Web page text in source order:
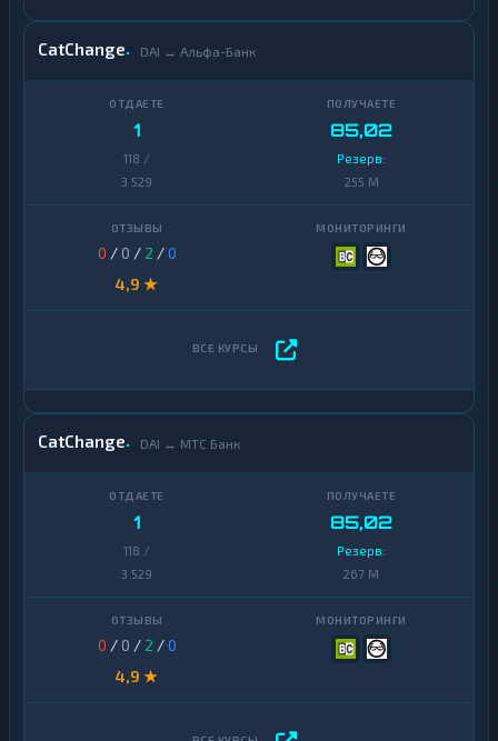
CatChange DAI ↔ Альфа-Банк
1
118 /
3 529
85,02
Резерв:
255 M
0 / 0 / 2 /0
4,9 ★
CatChange DAI ↔ МТС Банк
1
118 /
3 529
85,02
Резерв:
267 M
0 / 0 / 2 /0
4,9 ★